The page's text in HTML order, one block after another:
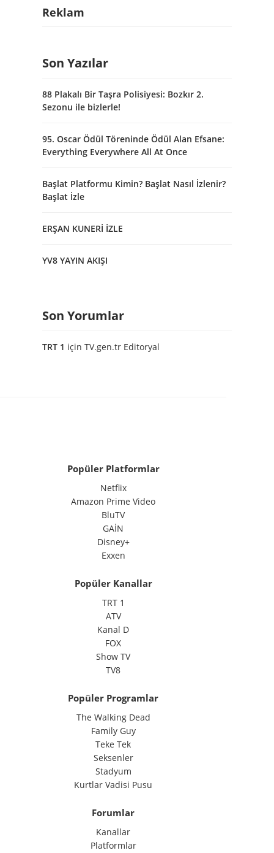
Reklam
Son Yazılar
88 Plakalı Bir Taşra Polisiyesi: Bozkır 2.
Sezonu ile bizlerle!
95. Oscar Ödül Töreninde Ödül Alan Efsane:
Everything Everywhere All At Once
Başlat Platformu Kimin? Başlat Nasıl İzlenir?
Başlat İzle
ERŞAN KUNERİ İZLE
YV8 YAYIN AKIŞI
Son Yorumlar
TRT 1 için TV.gen.tr Editoryal
Popüler Platformlar
Netflix
Amazon Prime Video
BluTV
GAİN
Disney+
Exxen
Popüler Kanallar
TRT 1
ATV
Kanal D
FOX
Show TV
TV8
Popüler Programlar
The Walking Dead
Family Guy
Teke Tek
Seksenler
Stadyum
Kurtlar Vadisi Pusu
Forumlar
Kanallar
Platformlar